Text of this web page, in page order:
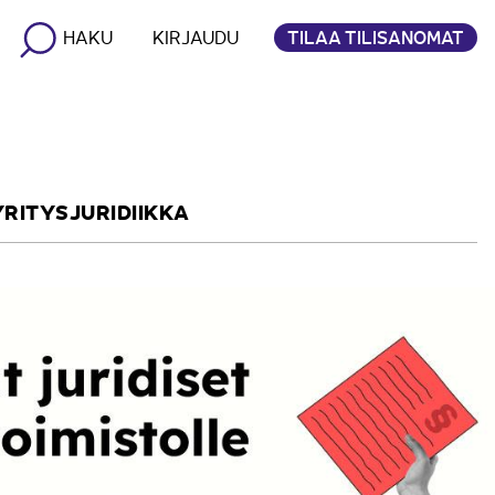
HAKU KIRJAUDU TILAA TILISANOMAT